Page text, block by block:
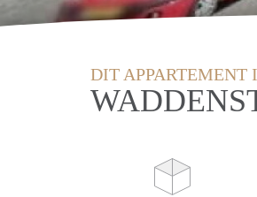
DIT APPARTEMENT